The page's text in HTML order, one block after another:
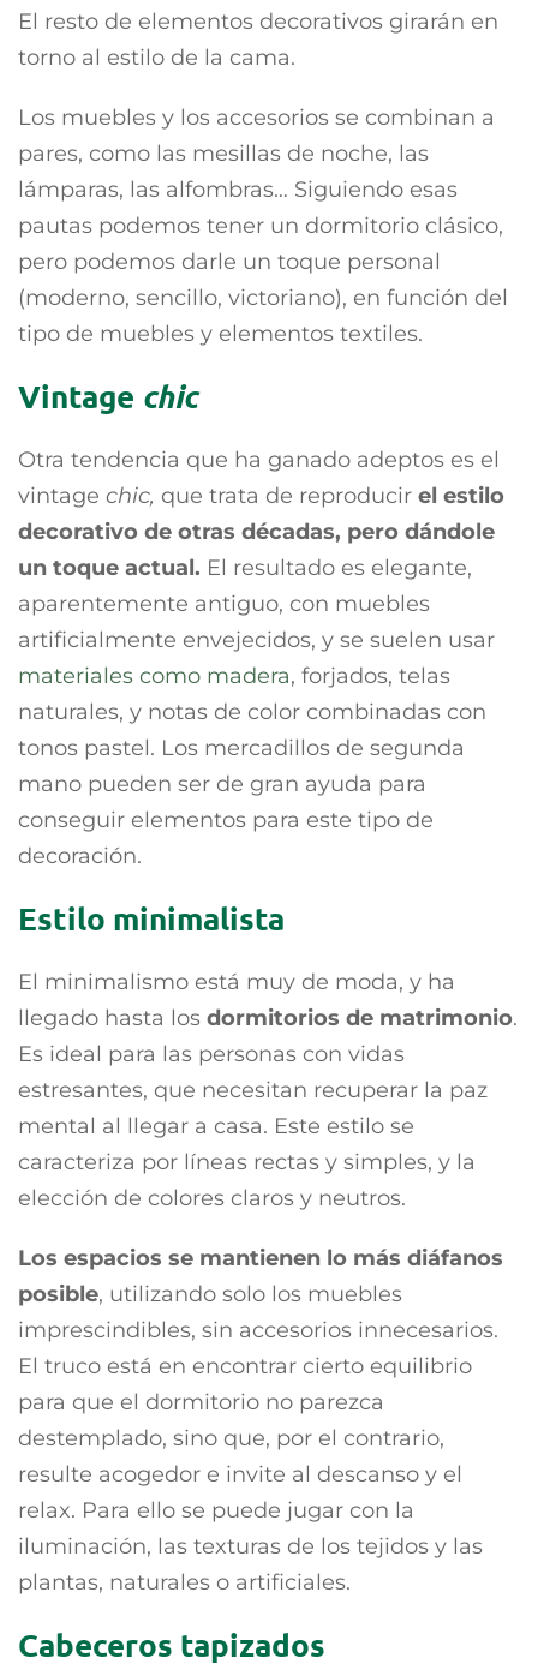
El resto de elementos decorativos girarán en
torno al estilo de la cama.
Los muebles y los accesorios se combinan a
pares, como las mesillas de noche, las
lámparas, las alfombras… Siguiendo esas
pautas podemos tener un dormitorio clásico,
pero podemos darle un toque personal
(moderno, sencillo, victoriano), en función del
tipo de muebles y elementos textiles.
Vintage chic
Otra tendencia que ha ganado adeptos es el
vintage chic, que trata de reproducir el estilo
decorativo de otras décadas, pero dándole
un toque actual. El resultado es elegante,
aparentemente antiguo, con muebles
artificialmente envejecidos, y se suelen usar
materiales como madera, forjados, telas
naturales, y notas de color combinadas con
tonos pastel. Los mercadillos de segunda
mano pueden ser de gran ayuda para
conseguir elementos para este tipo de
decoración.
Estilo minimalista
El minimalismo está muy de moda, y ha
llegado hasta los dormitorios de matrimonio.
Es ideal para las personas con vidas
estresantes, que necesitan recuperar la paz
mental al llegar a casa. Este estilo se
caracteriza por líneas rectas y simples, y la
elección de colores claros y neutros.
Los espacios se mantienen lo más diáfanos
posible, utilizando solo los muebles
imprescindibles, sin accesorios innecesarios.
El truco está en encontrar cierto equilibrio
para que el dormitorio no parezca
destemplado, sino que, por el contrario,
resulte acogedor e invite al descanso y el
relax. Para ello se puede jugar con la
iluminación, las texturas de los tejidos y las
plantas, naturales o artificiales.
Cabeceros tapizados